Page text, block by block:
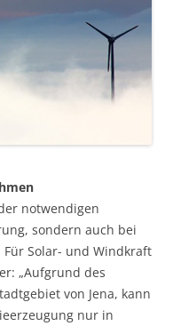
notwendigen
sondern auch bei
Solar- und Windkraft
„Aufgrund des
von Jena, kann
nur in